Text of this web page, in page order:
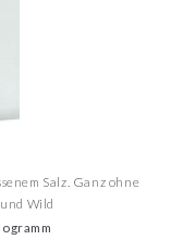
Salz. Ganz ohne
Wild